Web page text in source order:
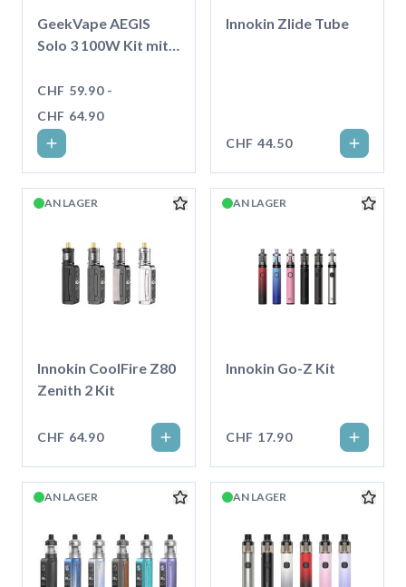
GeekVape AEGIS
Solo 3 100W Kit mit
CHF 59.90 -
CHF 64.90
Innokin Zlide Tube
CHF 44.50
AN LAGER
Innokin CoolFire Z80
Zenith 2 Kit
CHF 64.90
AN LAGER
Innokin Go-Z Kit
CHF 17.90
AN LAGER AN LAGER